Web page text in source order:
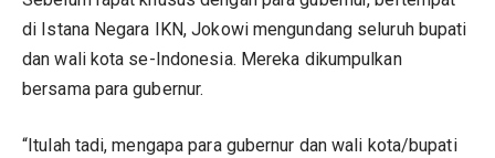
di Istana Negara IKN, Jokowi mengundang seluruh bupati
dan wali kota se-Indonesia. Mereka dikumpulkan
bersama para gubernur.
“Itulah tadi, mengapa para gubernur dan wali kota/bupati